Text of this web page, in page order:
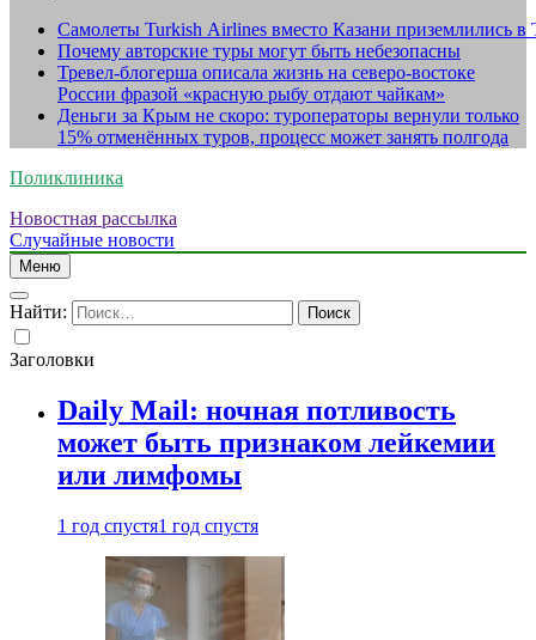
Самолеты Turkish Airlines вместо Казани приземлились в
Почему авторские туры могут быть небезопасны
Тревел-блогерша описала жизнь на северо-востоке
России фразой «красную рыбу отдают чайкам»
Деньги за Крым не скоро: туроператоры вернули только
15% отменённых туров, процесс может занять полгода
Поликлиника
Новостная рассылка
Случайные новости
Меню
Найти:
Заголовки
Daily Mail: ночная потливость
может быть признаком лейкемии
или лимфомы
1 год спустя1 год спустя